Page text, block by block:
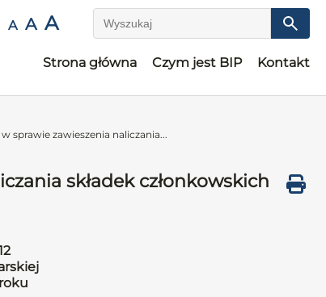
A A A Wyszukaj
Strona główna Czym jest BIP Kontakt
w sprawie zawieszenia naliczania...
składek członkowskich